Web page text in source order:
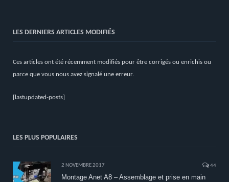
LES DERNIERS ARTICLES MODIFIÉS
Ces articles ont été récemment modifiés pour être corrigés ou enrichis ou
parce que vous nous avez signalé une erreur.
[lastupdated-posts]
LES PLUS POPULAIRES
2 NOVEMBRE 2017 44
Montage Anet A8 – Assemblage et prise en main